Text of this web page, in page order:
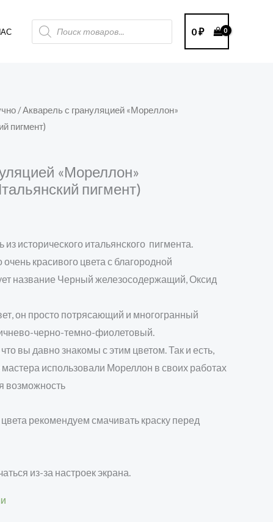
Поиск
товаров
0₽
/ Акварель с грануляцией «Мореллон»
пигмент)
«Мореллон»
пигмент)
из исторического итальянского пигмента.
красивого цвета с благородной
название Черный железосодержащий, Оксид
он просто потрясающий и многогранный
черно-темно-фиолетовый.
вы давно знакомы с этим цветом. Так и есть,
мастера использовали Мореллон в своих работах
возможность
рекомендуем смачивать краску перед
из-за настроек экрана.